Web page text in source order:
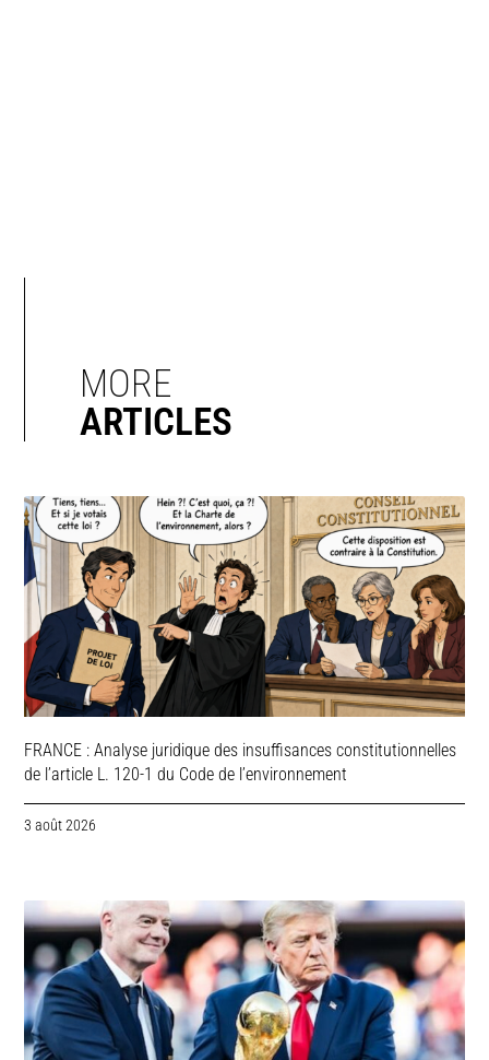
MORE
ARTICLES
FRANCE : Analyse juridique des insuffisances constitutionnelles
de l’article L. 120-1 du Code de l’environnement
3 août 2026